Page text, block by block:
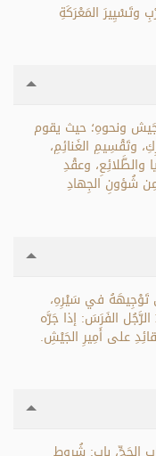
وتَسْيِيرَ المَعْرَكَةِ
ونحوهِ؛ حيث يقوم
وتَقْسِيمِ الغَنائِمِ،
والطَّلائِعِ، وعقْدِ
شُؤونِ الجِهادِ
تَوْجِيهَهُ في سَيْرِهِ،
الفَرَسَ: إذا جَرَّه
على أَمِيرِ الجَيْشِ.